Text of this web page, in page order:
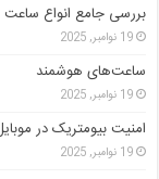
بررسی جامع انواع
19 نوامبر, 2025
ساعت‌های هوشمند
19 نوامبر, 2025
امنیت بیومتریک در
19 نوامبر, 2025